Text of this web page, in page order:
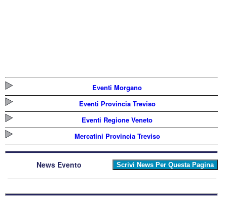
Eventi Morgano
Eventi Provincia Treviso
Eventi Regione Veneto
Mercatini Provincia Treviso
News Evento